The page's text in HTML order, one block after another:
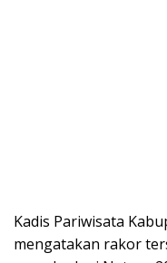
Kadis Pariwisata
mengatakan rakor